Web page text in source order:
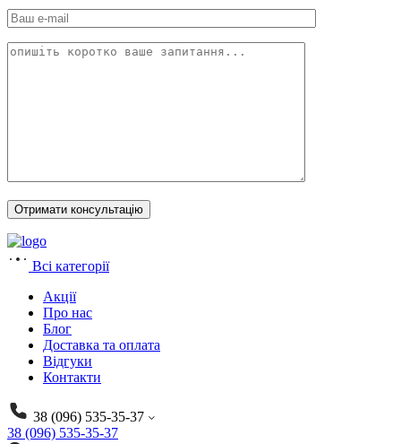
Всі категорії
Акції
Про нас
Блог
Доставка та оплата
Відгуки
Контакти
38 (096) 535-35-37
38 (096) 535-35-37